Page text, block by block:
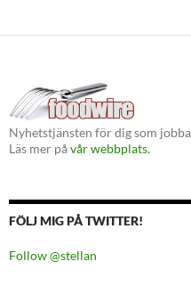
Nyhetstjänsten för dig som
Läs mer påvår webbplats.
FÖLJ MIG PÅ TWITTER!
Follow @stellan